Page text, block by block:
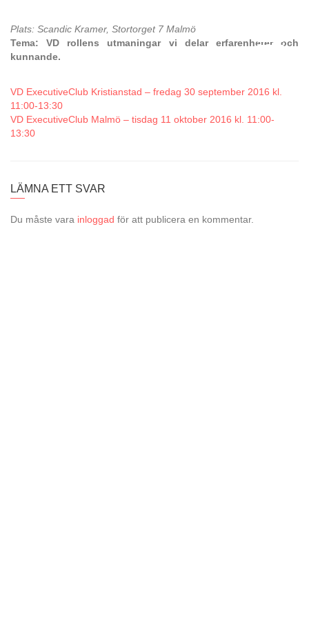
Plats: Scandic Kramer, Stortorget 7 Malmö
Tema: VD rollens utmaningar vi delar erfarenheter och
kunnande.
VD ExecutiveClub Kristianstad – fredag 30 september 2016 kl.
11:00-13:30
VD ExecutiveClub Malmö – tisdag 11 oktober 2016 kl. 11:00-
13:30
LÄMNA ETT SVAR
Du måste vara inloggad för att publicera en kommentar.